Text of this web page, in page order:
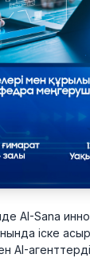
AI-Sana
іске
AI-